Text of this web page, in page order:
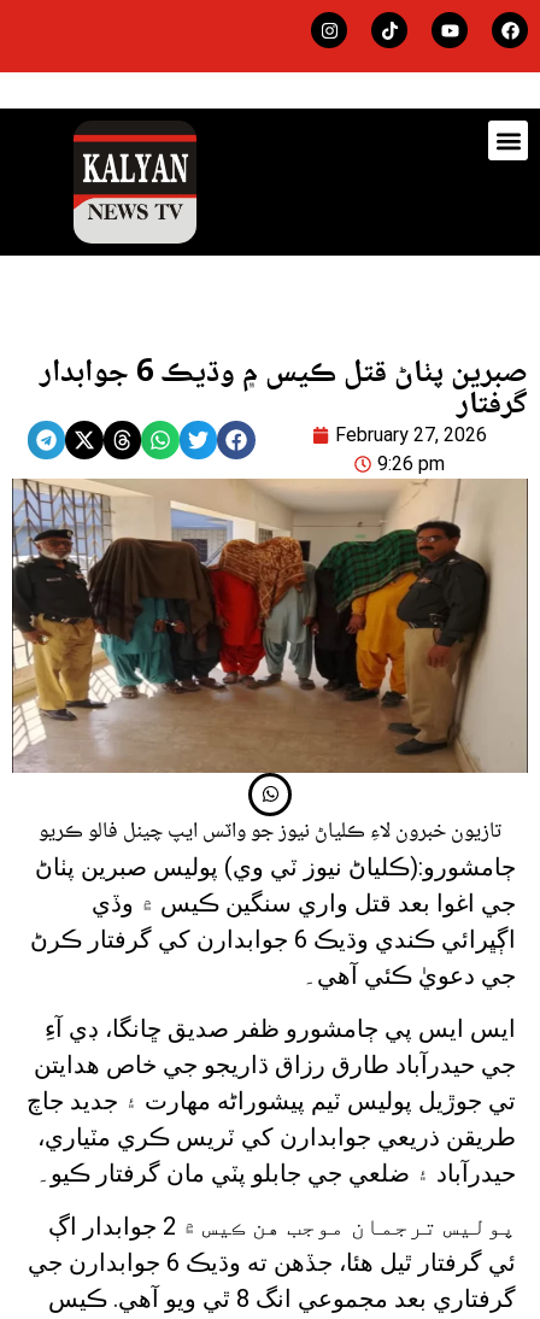
صبرين پٺاڻ قتل ڪيس ۾ وڌيڪ 6 جوابدار
گرفتار
February 27, 2026
9:26 pm
تازيون خبرون لاءِ ڪلياڻ نيوز جو واٽس ايپ چينل فالو ڪريو
ڄامشورو:(ڪلياڻ نيوز ٽي وي) پوليس صبرين پٺاڻ
جي اغوا بعد قتل واري سنگين ڪيس ۾ وڏي
اڳڀرائي ڪندي وڌيڪ 6 جوابدارن کي گرفتار ڪرڻ
جي دعويٰ ڪئي آهي۔
ايس ايس پي ڄامشورو ظفر صديق ڇانگا، ڊي آءِ
جي حيدرآباد طارق رزاق ڌاريجو جي خاص هدايتن
تي جوڙيل پوليس ٽيم پيشوراڻه مهارت ۽ جديد جاچ
طريقن ذريعي جوابدارن کي ٽريس ڪري مٽياري،
حيدرآباد ۽ ضلعي جي جابلو پٽي مان گرفتار ڪيو۔
پوليس ترجمان موجب هن ڪيس ۾ 2 جوابدار اڳ
ئي گرفتار ٿيل هئا، جڏهن ته وڌيڪ 6 جوابدارن جي
گرفتاري بعد مجموعي انگ 8 ٿي ويو آهي. ڪيس